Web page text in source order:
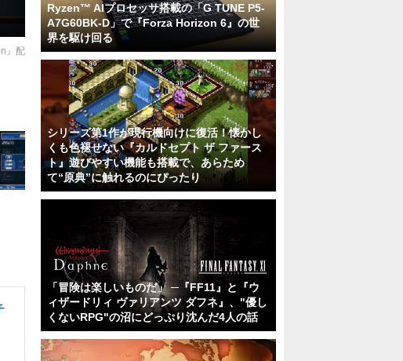
』配
Ryzen™ AIプロセッサ搭載の「G TUNE P5-
A7G60BK-D」で『Forza Horizon 6』の世
界を駆け回る
シリーズ第1作が現行機向けに復活！懐かし
くも色褪せない『カルドセプト ザ ファース
ト』遊びやすい機能も搭載で、あらため
て“原典”に触れるのにぴったり
「冒険は楽しいものだ」 ─『FF11』と『ウ
ィザードリィ ヴァリアンツ ダフネ』、"優し
くないRPG"の沼にどっぷり沈んだ4人の話